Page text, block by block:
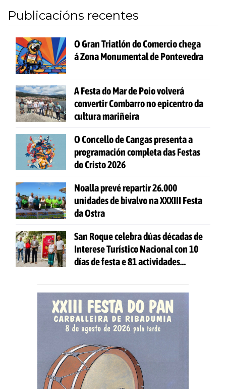
Publicacións recentes
O Gran Triatlón do Comercio chega
á Zona Monumental de Pontevedra
A Festa do Mar de Poio volverá
convertir Combarro no epicentro da
cultura mariñeira
O Concello de Cangas presenta a
programación completa das Festas
do Cristo 2026
Noalla prevé repartir 26.000
unidades de bivalvo na XXXIII Festa
da Ostra
San Roque celebra dúas décadas de
Interese Turístico Nacional con 10
días de festa e 81 actividades